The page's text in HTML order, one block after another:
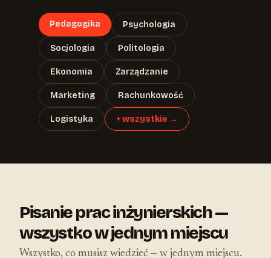
Pedagogika Psychologia
Socjologia Politologia
Ekonomia Zarządzanie
Marketing Rachunkowość
Logistyka + wszystkie →
Pisanie prac inżynierskich —
wszystko w jednym miejscu
Wszystko, co musisz wiedzieć — w jednym miejscu.